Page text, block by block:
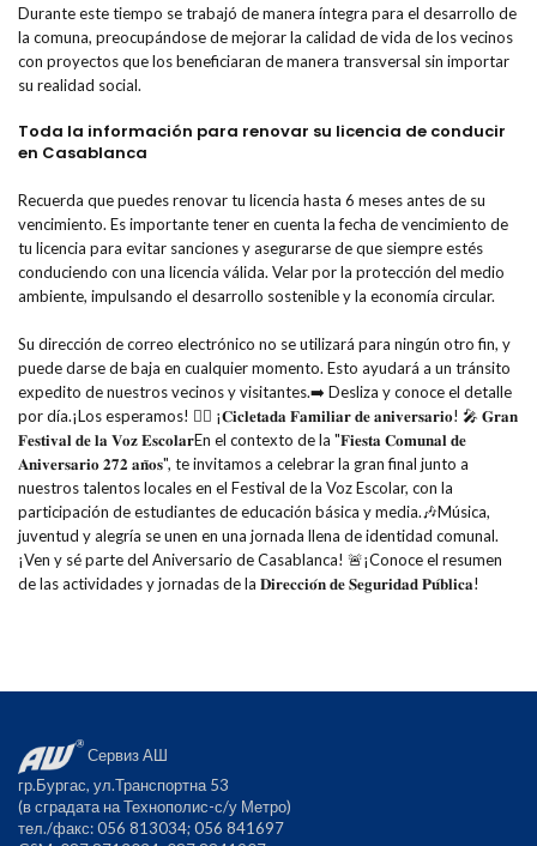
Durante este tiempo se trabajó de manera íntegra para el desarrollo de
la comuna, preocupándose de mejorar la calidad de vida de los vecinos
con proyectos que los beneficiaran de manera transversal sin importar
su realidad social.
Toda la información para renovar su licencia de conducir
en Casablanca
Recuerda que puedes renovar tu licencia hasta 6 meses antes de su
vencimiento. Es importante tener en cuenta la fecha de vencimiento de
tu licencia para evitar sanciones y asegurarse de que siempre estés
conduciendo con una licencia válida. Velar por la protección del medio
ambiente, impulsando el desarrollo sostenible y la economía circular.
Su dirección de correo electrónico no se utilizará para ningún otro fin, y
puede darse de baja en cualquier momento. Esto ayudará a un tránsito
expedito de nuestros vecinos y visitantes.➡️ Desliza y conoce el detalle
por día.¡Los esperamos! 🚴‍♀️ ¡𝐂𝐢𝐜𝐥𝐞𝐭𝐚𝐝𝐚 𝐅𝐚𝐦𝐢𝐥𝐢𝐚𝐫 𝐝𝐞 𝐚𝐧𝐢𝐯𝐞𝐫𝐬𝐚𝐫𝐢𝐨! 🎤 𝐆𝐫𝐚𝐧
𝐅𝐞𝐬𝐭𝐢𝐯𝐚𝐥 𝐝𝐞 𝐥𝐚 𝐕𝐨𝐳 𝐄𝐬𝐜𝐨𝐥𝐚𝐫En el contexto de la "𝐅𝐢𝐞𝐬𝐭𝐚 𝐂𝐨𝐦𝐮𝐧𝐚𝐥 𝐝𝐞
𝐀𝐧𝐢𝐯𝐞𝐫𝐬𝐚𝐫𝐢𝐨 𝟐𝟕𝟐 𝐚𝐧̃𝐨𝐬", te invitamos a celebrar la gran final junto a
nuestros talentos locales en el Festival de la Voz Escolar, con la
participación de estudiantes de educación básica y media.🎶Música,
juventud y alegría se unen en una jornada llena de identidad comunal.
¡Ven y sé parte del Aniversario de Casablanca! 🚨¡Conoce el resumen
de las actividades y jornadas de la 𝐃𝐢𝐫𝐞𝐜𝐜𝐢𝐨́𝐧 𝐝𝐞 𝐒𝐞𝐠𝐮𝐫𝐢𝐝𝐚𝐝 𝐏𝐮́𝐛𝐥𝐢𝐜𝐚!
Сервиз АШ
гр.Бургас, ул.Транспортна 53
(в сградата на Технополис-с/у Метро)
тел./факс: 056 813034; 056 841697